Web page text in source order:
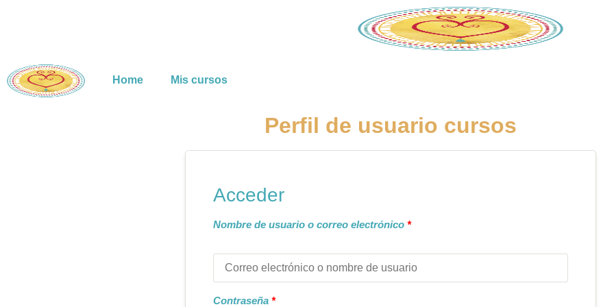
Home Mis cursos
Perfil de usuario cursos
Acceder
Nombre de usuario o correo electrónico *
Contraseña *